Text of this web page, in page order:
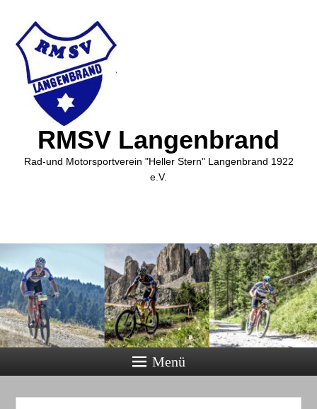
RMSV Langenbrand
Rad-und Motorsportverein "Heller Stern" Langenbrand 1922
e.V.
Menü